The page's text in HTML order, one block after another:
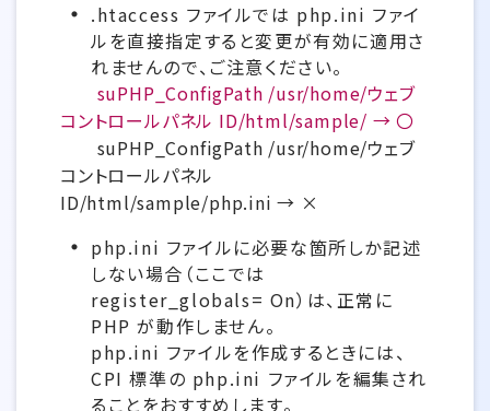
.htaccess ファイルでは php.ini ファイ
ルを直接指定すると変更が有効に適用さ
れませんので、ご注意ください。
suPHP_ConfigPath /usr/home/ウェブ
コントロールパネル ID/html/sample/ → 〇
suPHP_ConfigPath /usr/home/ウェブ
コントロールパネル
ID/html/sample/php.ini → ×
php.ini ファイルに必要な箇所しか記述
しない場合（ここでは
register_globals= On）は、正常に
PHP が動作しません。
php.ini ファイルを作成するときには、
CPI 標準の php.ini ファイルを編集され
ることをおすすめします。